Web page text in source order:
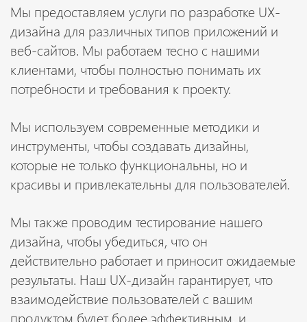
Мы предоставляем услуги по разработке UX-
дизайна для различных типов приложений и
веб-сайтов. Мы работаем тесно с нашими
клиентами, чтобы полностью понимать их
потребности и требования к проекту.
Мы используем современные методики и
инструменты, чтобы создавать дизайны,
которые не только функциональны, но и
красивы и привлекательны для пользователей.
Мы также проводим тестирование нашего
дизайна, чтобы убедиться, что он
действительно работает и приносит ожидаемые
результаты. Наш UX-дизайн гарантирует, что
взаимодействие пользователей с вашим
продуктом будет более эффективным, и